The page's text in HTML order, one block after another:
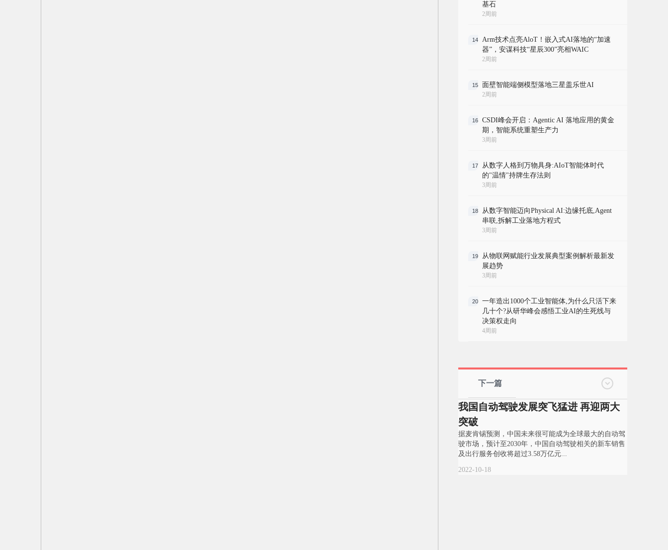
基石
2周前
14
Arm技术点亮AloT！嵌入式AI落地的“加速
器”，安谋科技“星辰300”亮相WAIC
2周前
15 面壁智能端侧模型落地三星盖乐世AI
2周前
16
CSDI峰会开启：Agentic AI 落地应用的黄金
期，智能系统重塑生产力
3周前
17
从数字人格到万物具身:AIoT智能体时代
的"温情"持牌生存法则
3周前
18
从数字智能迈向Physical AI:边缘托底,Agent
串联,拆解工业落地方程式
3周前
19
从物联网赋能行业发展典型案例解析最新发
展趋势
3周前
20
一年造出1000个工业智能体,为什么只活下来
几十个?从研华峰会感悟工业AI的生死线与
决策权走向
4周前
下一篇
我国自动驾驶发展突飞猛进 再迎两大
突破
据麦肯锡预测，中国未来很可能成为全球最大的自动驾
驶市场，预计至2030年，中国自动驾驶相关的新车销售
及出行服务创收将超过3.58万亿元...
2022-10-18